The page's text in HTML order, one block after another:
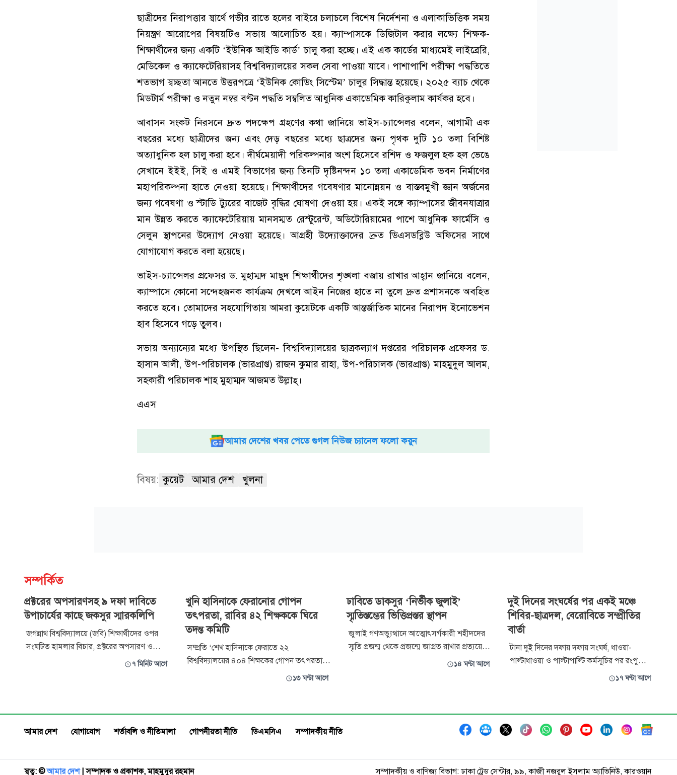
ছাত্রীদের নিরাপত্তার স্বার্থে গভীর রাতে হলের বাইরে চলাচলে বিশেষ নির্দেশনা ও এলাকাভিত্তিক সময়
নিয়ন্ত্রণ আরোপের বিষয়টিও সভায় আলোচিত হয়। ক্যাম্পাসকে ডিজিটাল করার লক্ষ্যে শিক্ষক-
শিক্ষার্থীদের জন্য একটি ‘ইউনিক আইডি কার্ড’ চালু করা হচ্ছে। এই এক কার্ডের মাধ্যমেই লাইব্রেরি,
মেডিকেল ও ক্যাফেটেরিয়াসহ বিশ্ববিদ্যালয়ের সকল সেবা পাওয়া যাবে। পাশাপাশি পরীক্ষা পদ্ধতিতে
শতভাগ স্বচ্ছতা আনতে উত্তরপত্রে ‘ইউনিক কোডিং সিস্টেম’ চালুর সিদ্ধান্ত হয়েছে। ২০২৫ ব্যাচ থেকে
মিডটার্ম পরীক্ষা ও নতুন নম্বর বণ্টন পদ্ধতি সম্বলিত আধুনিক একাডেমিক কারিকুলাম কার্যকর হবে।
আবাসন সংকট নিরসনে দ্রুত পদক্ষেপ গ্রহণের কথা জানিয়ে ভাইস-চ্যান্সেলর বলেন, আগামী এক
বছরের মধ্যে ছাত্রীদের জন্য এবং দেড় বছরের মধ্যে ছাত্রদের জন্য পৃথক দুটি ১০ তলা বিশিষ্ট
অত্যাধুনিক হল চালু করা হবে। দীর্ঘমেয়াদী পরিকল্পনার অংশ হিসেবে রশিদ ও ফজলুল হক হল ভেঙে
সেখানে ইইই, সিই ও এমই বিভাগের জন্য তিনটি দৃষ্টিনন্দন ১০ তলা একাডেমিক ভবন নির্মাণের
মহাপরিকল্পনা হাতে নেওয়া হয়েছে। শিক্ষার্থীদের গবেষণার মানোন্নয়ন ও বাস্তবমুখী জ্ঞান অর্জনের
জন্য গবেষণা ও স্টাডি ট্যুরের বাজেট বৃদ্ধির ঘোষণা দেওয়া হয়। একই সঙ্গে ক্যাম্পাসের জীবনযাত্রার
মান উন্নত করতে ক্যাফেটেরিয়ায় মানসম্মত রেস্টুরেন্ট, অডিটোরিয়ামের পাশে আধুনিক ফার্মেসি ও
সেলুন স্থাপনের উদ্যোগ নেওয়া হয়েছে। আগ্রহী উদ্যোক্তাদের দ্রুত ডিএসডব্লিউ অফিসের সাথে
যোগাযোগ করতে বলা হয়েছে।
ভাইস-চ্যান্সেলর প্রফেসর ড. মুহাম্মদ মাছুদ শিক্ষার্থীদের শৃঙ্খলা বজায় রাখার আহ্বান জানিয়ে বলেন,
ক্যাম্পাসে কোনো সন্দেহজনক কার্যক্রম দেখলে আইন নিজের হাতে না তুলে দ্রুত প্রশাসনকে অবহিত
করতে হবে। তোমাদের সহযোগিতায় আমরা কুয়েটকে একটি আন্তর্জাতিক মানের নিরাপদ ইনোভেশন
হাব হিসেবে গড়ে তুলব।
সভায় অন্যান্যের মধ্যে উপস্থিত ছিলেন- বিশ্ববিদ্যালয়ের ছাত্রকল্যাণ দপ্তরের পরিচালক প্রফেসর ড.
হাসান আলী, উপ-পরিচালক (ভারপ্রাপ্ত) রাজন কুমার রাহা, উপ-পরিচালক (ভারপ্রাপ্ত) মাহমুদুল আলম,
সহকারী পরিচালক শাহ মুহাম্মদ আজমত উল্লাহ্।
এএস
আমার দেশের খবর পেতে গুগল নিউজ চ্যানেল ফলো করুন
বিষয়: কুয়েট আমার দেশ খুলনা
সম্পর্কিত
প্রক্টরের অপসারণসহ ৯ দফা দাবিতে
উপাচার্যের কাছে জকসুর স্মারকলিপি
জগন্নাথ বিশ্ববিদ্যালয়ে (জবি) শিক্ষার্থীদের ওপর
সংঘটিত হামলার বিচার, প্রক্টরের অপসারণ ও
শাস্তি, প্রশাসনিক জবাবদিহিতা নিশ্চিতকরণ এবং
শিক্ষার্থী সংসদ
৭ মিনিট আগে
খুনি হাসিনাকে ফেরানোর গোপন
তৎপরতা, রাবির ৪২ শিক্ষককে ঘিরে
তদন্ত কমিটি
সম্প্রতি ‘শেখ হাসিনাকে ফেরাতে ২২
বিশ্ববিদ্যালয়ের ৪০৪ শিক্ষকের গোপন তৎপরতা’
শিরোনামে একটি অনুসন্ধানী প্রতিবেদন প্রকাশ
উল্লেখ করা হয়েছে। সংবাদ প্রকাশের পর বিষয়টি
বিশ্ববিদ্যালয় প্রশাসনের নজরে আসে। প্রতিবেদনে
১৩ ঘণ্টা আগে
ঢাবিতে ডাকসুর ‘নির্ভীক জুলাই’
স্মৃতিস্তম্ভের ভিত্তিপ্রস্তর স্থাপন
জুলাই গণঅভ্যুত্থানে আত্মোৎসর্গকারী শহীদদের
স্মৃতি প্রজন্ম থেকে প্রজন্মে জাগ্রত রাখার প্রত্যয়ে
ঢাকা বিশ্ববিদ্যালয়ে ‘নির্ভীক জুলাই’ নামে জুলাই
ভবনের সামনে
১৪ ঘণ্টা আগে
দুই দিনের সংঘর্ষের পর একই মঞ্চে
শিবির-ছাত্রদল, বেরোবিতে সম্প্রীতির
বার্তা
টানা দুই দিনের দফায় দফায় সংঘর্ষ, ধাওয়া-
পাল্টাধাওয়া ও পাল্টাপাল্টি কর্মসূচির পর রংপুরের
বেগম রোকেয়া বিশ্ববিদ্যালয়ে (বেরোবি) জুলাই
ছাত্রশিবিরের নেতাকর্মীরা। এ সময় দুই সংগঠনের
নেতারা সহিংসতা ও মতবিরোধ প
১৭ ঘণ্টা আগে
আমার দেশ যোগাযোগ শর্তাবলি ও নীতিমালা গোপনীয়তা নীতি ডিএমসিএ সম্পাদকীয় নীতি
স্বত্ব: ©️আমার দেশ| সম্পাদক ও প্রকাশক, মাহমুদুর রহমান সম্পাদকীয় ও বাণিজ্য বিভাগ: ঢাকা ট্রেড সেন্টার, ৯৯, কাজী নজরুল ইসলাম অ্যাভিনিউ, কারওয়ান